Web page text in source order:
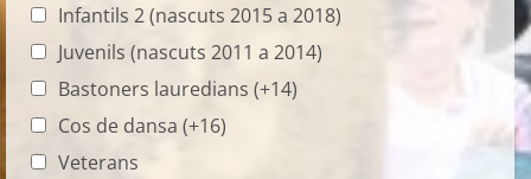
Infantils 2 (nascuts 2015 a 2018)
Juvenils (nascuts 2011 a 2014)
Bastoners lauredians (+14)
Cos de dansa (+16)
Veterans